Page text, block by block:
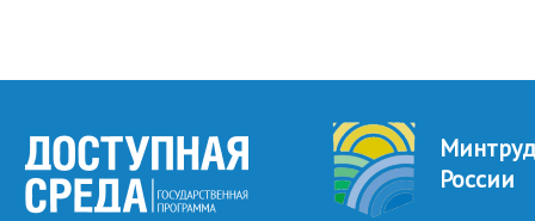
Минтруд
России